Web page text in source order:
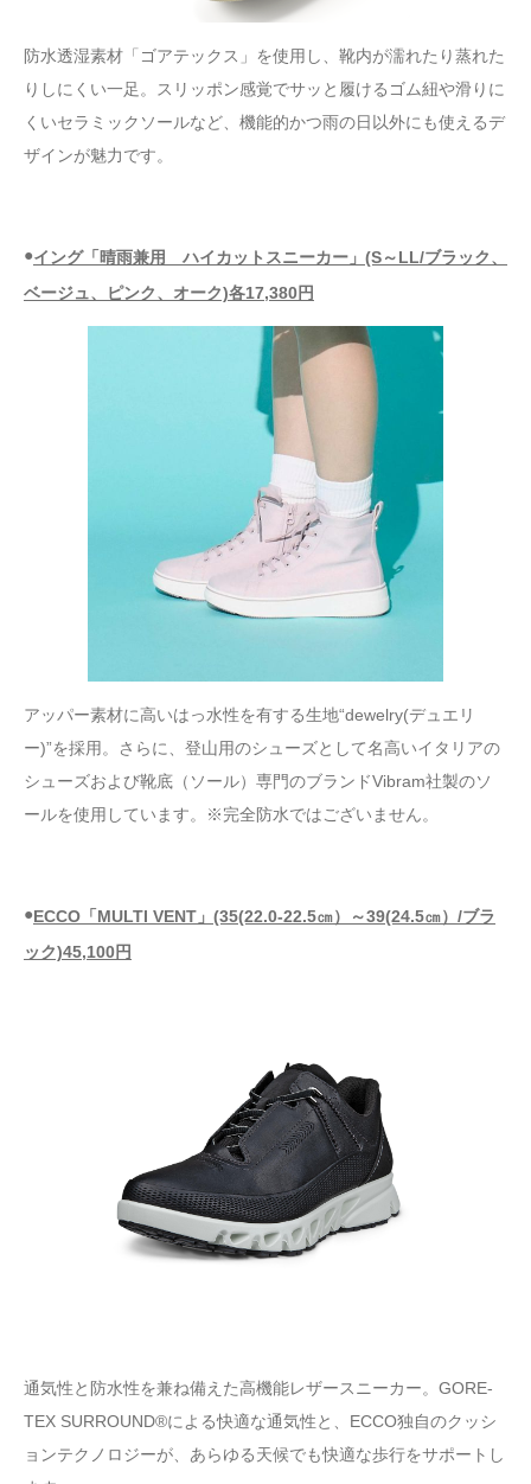
防水透湿素材「ゴアテックス」を使用し、靴内が濡れたり蒸れた
りしにくい一足。スリッポン感覚でサッと履けるゴム紐や滑りに
くいセラミックソールなど、機能的かつ雨の日以外にも使えるデ
ザインが魅力です。
●イング「晴雨兼用 ハイカットスニーカー」(S～LL/ブラック、
ベージュ、ピンク、オーク)各17,380円
アッパー素材に高いはっ水性を有する生地“dewelry(デュエリ
ー)”を採用。さらに、登山用のシューズとして名高いイタリアの
シューズおよび靴底（ソール）専門のブランドVibram社製のソ
ールを使用しています。※完全防水ではございません。
●ECCO「MULTI VENT」(35(22.0-22.5㎝）～39(24.5㎝）/ブラ
ック)45,100円
通気性と防水性を兼ね備えた高機能レザースニーカー。GORE-
TEX SURROUND®による快適な通気性と、ECCO独自のクッシ
ョンテクノロジーが、あらゆる天候でも快適な歩行をサポートし